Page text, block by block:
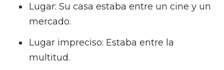
Lugar: Su casa estaba entre un cine y un
mercado.
Lugar impreciso: Estaba entre la
multitud.